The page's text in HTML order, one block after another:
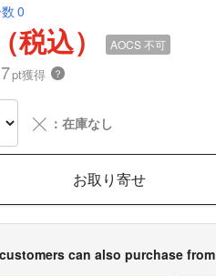
0
税込） AOCS不可
7pt獲得 ？
╳ ：在庫なし
お取り寄せ
can also purchase